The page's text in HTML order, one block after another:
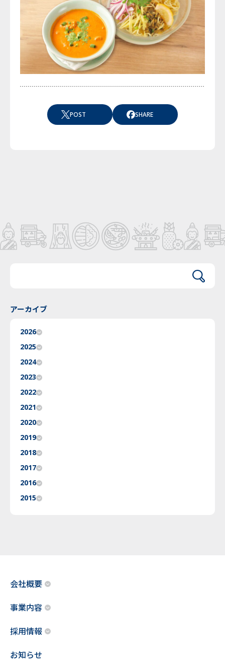
POST SHARE
アーカイブ
2026
2025
2024
2023
2022
2021
2020
2019
2018
2017
2016
2015
会社概要
事業内容
採用情報
お知らせ